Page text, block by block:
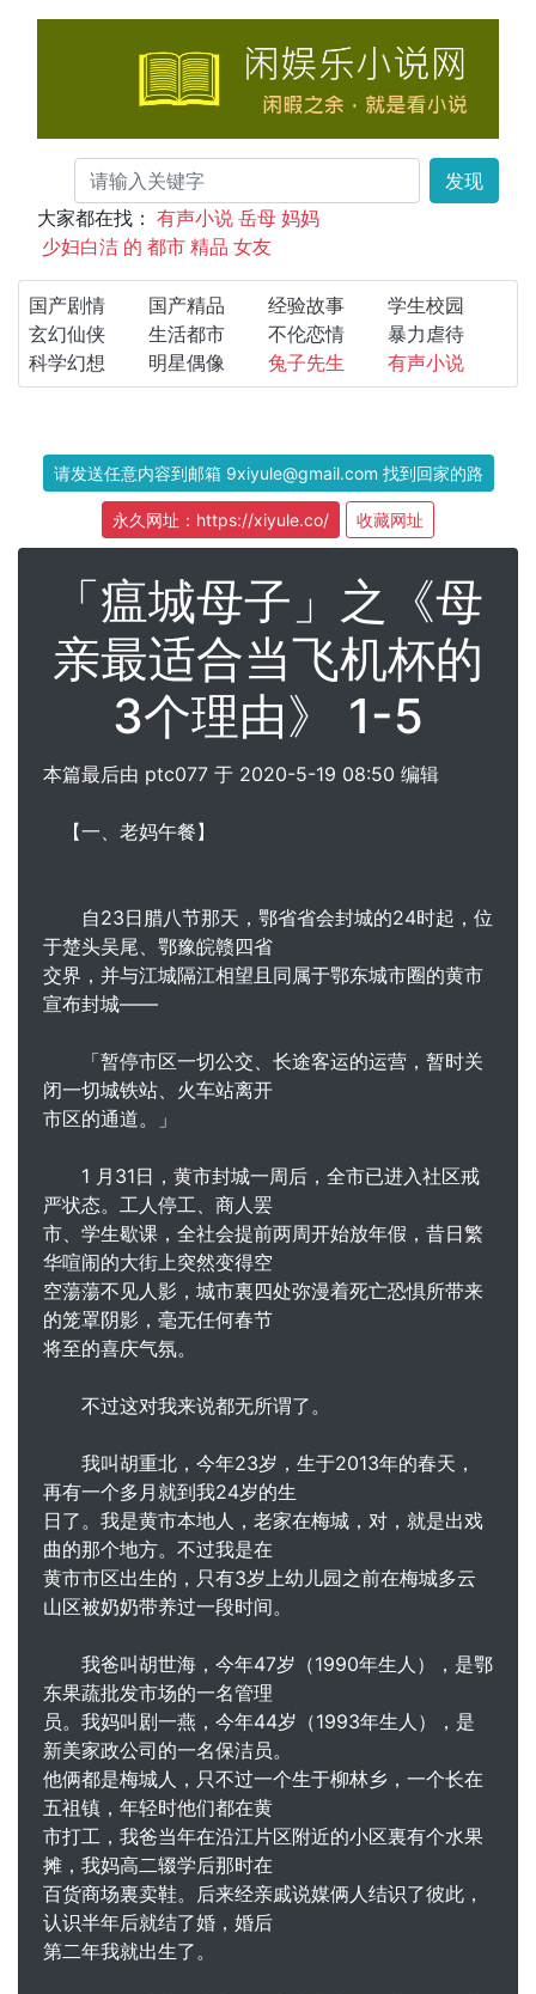
发现
大家都在找： 有声小说 岳母 妈妈
少妇白洁 的 都市 精品 女友
国产剧情 国产精品 经验故事
学生校园
玄幻仙侠
生活都市 不伦恋情
暴力虐待
科学幻想
明星偶像 兔子先生 有声小说
请发送任意内容到邮箱 9xiyule@gmail.com 找到回家的路
永久网址：https://xiyule.co/ 收藏网址
「瘟城母子」之《母
亲最适合当飞机杯的
3个理由》 1-5
本篇最后由 ptc077 于 2020-5-19 08:50 编辑
【一、老妈午餐】
自23日腊八节那天，鄂省省会封城的24时起，位
于楚头吴尾、鄂豫皖赣四省
交界，并与江城隔江相望且同属于鄂东城市圈的黄市
宣布封城――
「暂停市区一切公交、长途客运的运营，暂时关
闭一切城铁站、火车站离开
市区的通道。」
1 月31日，黄市封城一周后，全市已进入社区戒
严状态。工人停工、商人罢
市、学生歇课，全社会提前两周开始放年假，昔日繁
华喧闹的大街上突然变得空
空蕩蕩不见人影，城市裏四处弥漫着死亡恐惧所带来
的笼罩阴影，毫无任何春节
将至的喜庆气氛。
不过这对我来说都无所谓了。
我叫胡重北，今年23岁，生于2013年的春天，
再有一个多月就到我24岁的生
日了。我是黄市本地人，老家在梅城，对，就是出戏
曲的那个地方。不过我是在
黄市市区出生的，只有3岁上幼儿园之前在梅城多云
山区被奶奶带养过一段时间。
我爸叫胡世海，今年47岁（1990年生人），是鄂
东果蔬批发市场的一名管理
员。我妈叫剧一燕，今年44岁（1993年生人），是
新美家政公司的一名保洁员。
他俩都是梅城人，只不过一个生于柳林乡，一个长在
五祖镇，年轻时他们都在黄
市打工，我爸当年在沿江片区附近的小区裏有个水果
摊，我妈高二辍学后那时在
百货商场裏卖鞋。后来经亲戚说媒俩人结识了彼此，
认识半年后就结了婚，婚后
第二年我就出生了。